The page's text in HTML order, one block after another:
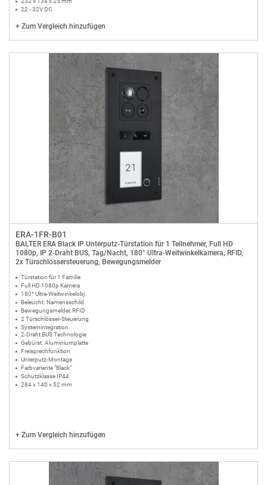
22 - 32V DC
+ Zum Vergleich hinzufügen
ERA-1FR-B01
BALTER ERA Black IP Unterputz-Türstation für 1 Teilnehmer, Full HD
1080p, IP 2-Draht BUS, Tag/Nacht, 180° Ultra-Weitwinkelkamera, RFID,
2x Türschlössersteuerung, Bewegungsmelder
Türstation für 1 Familie
Full HD 1080p Kamera
180° Ultra-Weitwinkelobj.
Beleucht. Namensschild
Bewegungsmelder, RFID
2 Türschlösser-Steuerung
Systemintegration
2-Draht BUS Technologie
Gebürst. Aluminiumplatte
Freisprechfunktion
Unterputz-Montage
Farbvariante "Black"
Schutzklasse IP44
284 x 140 x 52 mm
+ Zum Vergleich hinzufügen